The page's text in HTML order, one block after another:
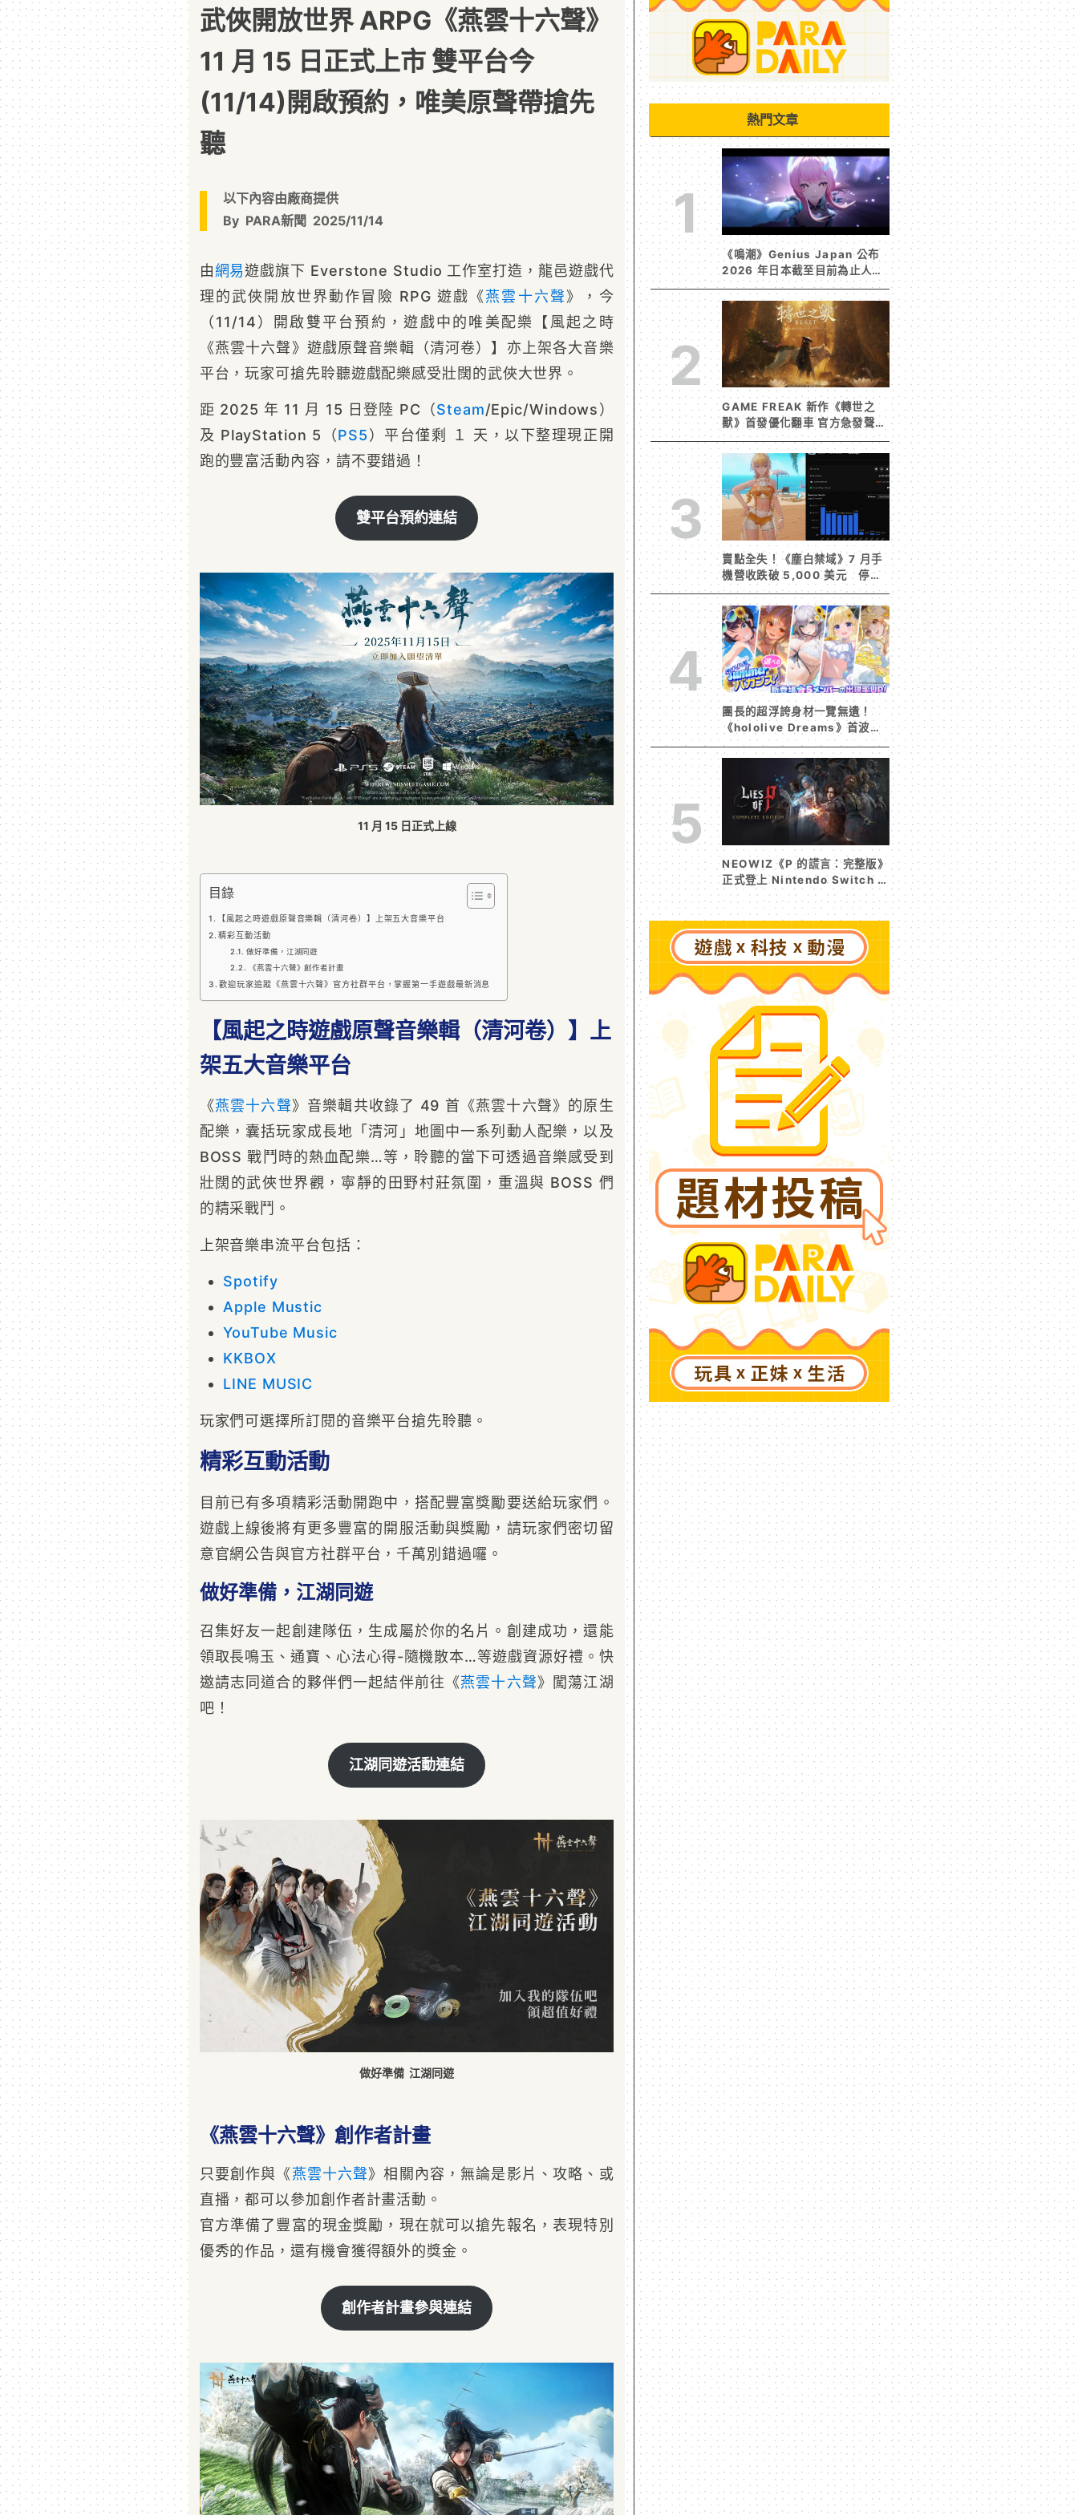
武俠開放世界 ARPG《燕雲十六聲》
11 月 15 日正式上市 雙平台今
(11/14)開啟預約，唯美原聲帶搶先
聽
以下內容由廠商提供
By PARA新聞 2025/11/14
由網易遊戲旗下 Everstone Studio 工作室打造，龍邑遊戲代
理的武俠開放世界動作冒險 RPG 遊戲《燕雲十六聲》，今
（11/14）開啟雙平台預約，遊戲中的唯美配樂【風起之時
《燕雲十六聲》遊戲原聲音樂輯（清河卷）】亦上架各大音樂
平台，玩家可搶先聆聽遊戲配樂感受壯闊的武俠大世界。
距 2025 年 11 月 15 日登陸 PC（Steam/Epic/Windows）
及 PlayStation 5（PS5）平台僅剩 １ 天，以下整理現正開
跑的豐富活動內容，請不要錯過！
雙平台預約連結
11 月 15 日正式上線
目錄
【風起之時遊戲原聲音樂輯（清河卷）】上架五大音樂平台
精彩互動活動
做好準備，江湖同遊
《燕雲十六聲》創作者計畫
歡迎玩家追蹤《燕雲十六聲》官方社群平台，掌握第一手遊戲最新消息
【風起之時遊戲原聲音樂輯（清河卷）】上
架五大音樂平台
《燕雲十六聲》音樂輯共收錄了 49 首《燕雲十六聲》的原生
配樂，囊括玩家成長地「清河」地圖中一系列動人配樂，以及
BOSS 戰鬥時的熱血配樂…等，聆聽的當下可透過音樂感受到
壯闊的武俠世界觀，寧靜的田野村莊氛圍，重溫與 BOSS 們
的精采戰鬥。
上架音樂串流平台包括：
Spotify
Apple Mustic
YouTube Music
KKBOX
LINE MUSIC
玩家們可選擇所訂閱的音樂平台搶先聆聽。
精彩互動活動
目前已有多項精彩活動開跑中，搭配豐富獎勵要送給玩家們。
遊戲上線後將有更多豐富的開服活動與獎勵，請玩家們密切留
意官網公告與官方社群平台，千萬別錯過囉。
做好準備，江湖同遊
召集好友一起創建隊伍，生成屬於你的名片。創建成功，還能
領取長鳴玉、通寶、心法心得-隨機散本…等遊戲資源好禮。快
邀請志同道合的夥伴們一起結伴前往《燕雲十六聲》闖蕩江湖
吧！
江湖同遊活動連結
做好準備 江湖同遊
《燕雲十六聲》創作者計畫
只要創作與《燕雲十六聲》相關內容，無論是影片、攻略、或
直播，都可以參加創作者計畫活動。
官方準備了豐富的現金獎勵，現在就可以搶先報名，表現特別
優秀的作品，還有機會獲得額外的獎金。
創作者計畫參與連結
熱門文章
1
《鳴潮》Genius Japan 公布
2026 年日本截至目前為止人氣
歌單《遠航星的告別》&《自無
垠處歸航之星》入榜
2
GAME FREAK 新作《轉世之
獸》首發優化翻車 官方急發聲明
承諾提供大量更新彌補
3
賣點全失！《塵白禁域》7 月手
機營收跌破 5,000 美元 停服
整改後玩家大量流失
4
團長的超浮誇身材一覽無遺！
《hololive Dreams》首波夏
日活動今日開跑 白銀諾艾爾等
5 位人氣成員泳裝卡池同步解鎖
5
NEOWIZ《P 的謊言：完整版》
正式登上 Nintendo Switch 2
收錄遊戲本篇與 DLC《P 的謊
言：序曲》完整體驗克拉特城
（Krat）沒落前後的壯闊篇章